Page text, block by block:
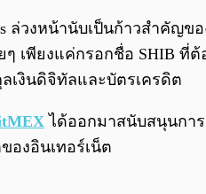
ล่วงหน้านับเป็นก้าวสำคัญ
ๆ เพียงแค่กรอกชื่อ SHIB ที่
เงินดิจิทัลและบัตรเครดิต
ได้ออกมาสนับสนุนการ
องอินเทอร์เน็ต